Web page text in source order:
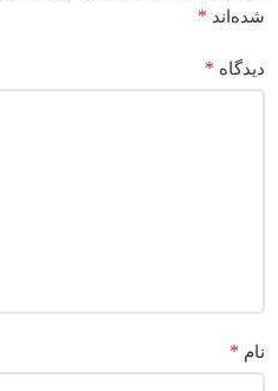
شده‌اند *
دیدگاه *
نام *